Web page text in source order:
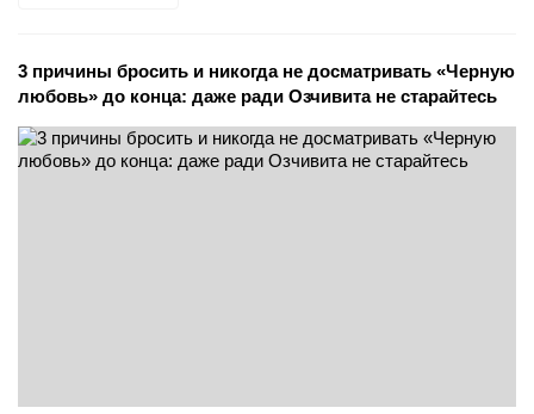
3 причины бросить и никогда не досматривать «Черную
любовь» до конца: даже ради Озчивита не старайтесь